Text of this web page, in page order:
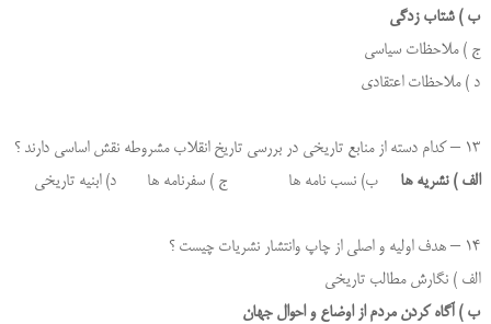
ب ) شتاب زدگی
ج ) ملاحظات سیاسی
د ) ملاحظات اعتقادی
13 – کدام دسته از منابع تاریخی در بررسی تاریخ انقلاب مشروطه نقش اساسی دارند ؟
الف ) نشریه ها ب) نسب نامه ها ج ) سفرنامه ها د) ابنیه تاریخی
14 – هدف اولیه و اصلی از چاپ وانتشار نشریات چیست ؟
الف ) نگارش مطالب تاریخی
ب ) آگاه کردن مردم از اوضاع و احوال جهان